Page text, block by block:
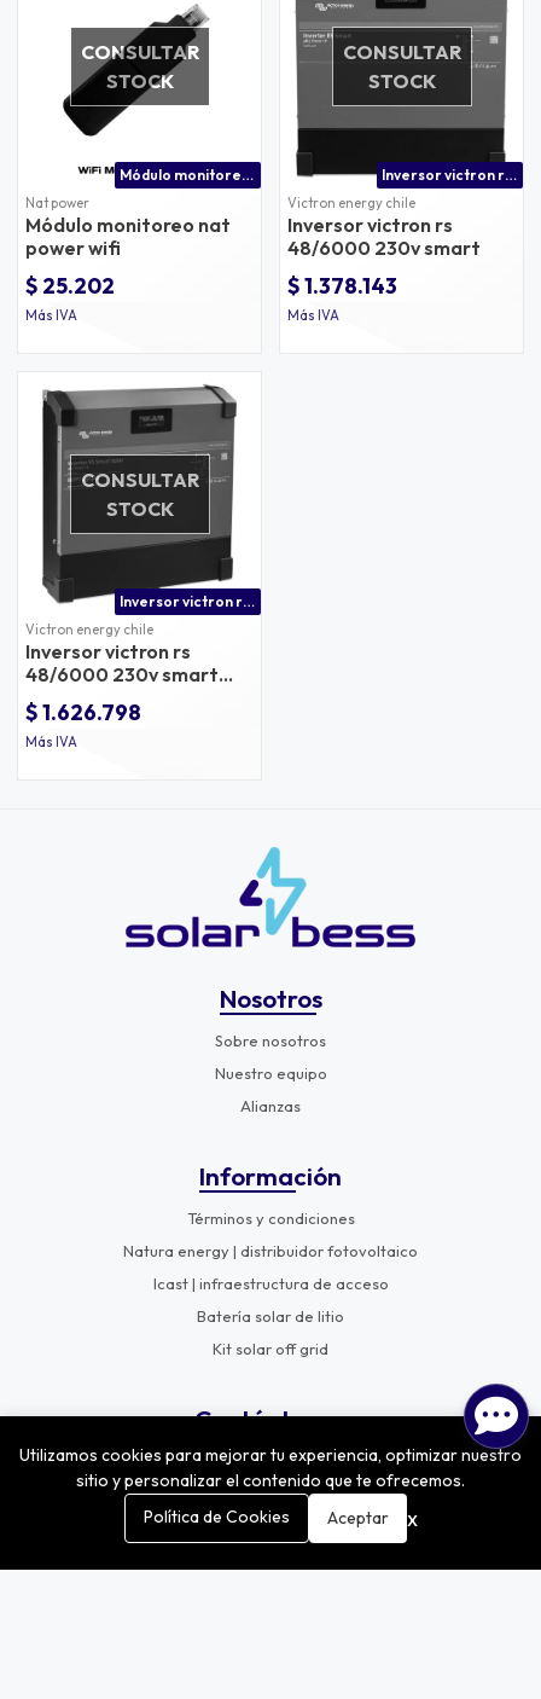
CONSULTAR
STOCK
Módulo monitoreo wifi para inversor nat power
Nat power
Módulo monitoreo nat
power wifi
$ 25.202
Más IVA
CONSULTAR
STOCK
Inversor victron rs 48/6000 230v precio
Victron energy chile
Inversor victron rs
48/6000 230v smart
$ 1.378.143
Más IVA
CONSULTAR
STOCK
Inversor victron rs 48/6000 230v precio
Victron energy chile
Inversor victron rs
48/6000 230v smart
solar mppt
$ 1.626.798
Más IVA
Nosotros
Sobre nosotros
Nuestro equipo
Alianzas
Información
Términos y condiciones
Natura energy | distribuidor fotovoltaico
Icast | infraestructura de acceso
Batería solar de litio
Kit solar off grid
Contáctanos
Teléfono
+56225519651
Escríbenos
ventas@solarbess.cl
0
Utilizamos cookies para mejorar tu experiencia, optimizar nuestro
sitio y personalizar el contenido que te ofrecemos.
Política de Cookies
Aceptar x